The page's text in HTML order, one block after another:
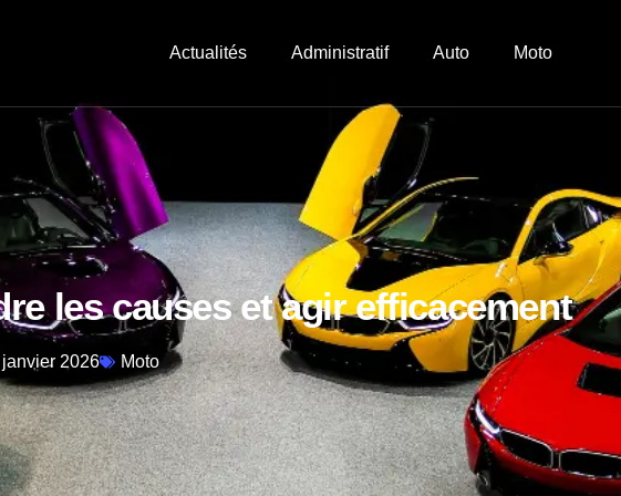
Actualités Administratif Auto Moto
les causes et agir efficacement
2026 Moto